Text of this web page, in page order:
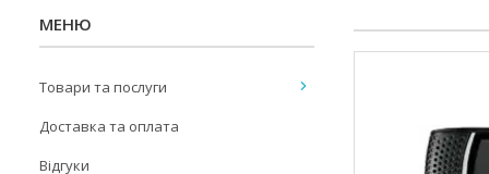
Товари та послуги
Доставка та оплата
Відгуки